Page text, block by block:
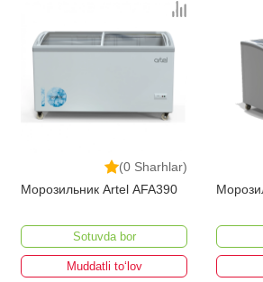
(0 Sharhlar)
Морозильник Artel AFA390
Sotuvda bor
Muddatli to‘lov